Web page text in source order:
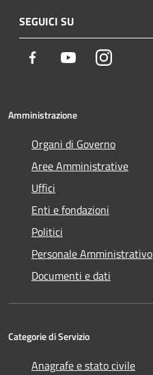
SEGUICI SU
Facebook YoutubeInstagram
Amministrazione
Organi di Governo
Aree Amministrative
Uffici
Enti e fondazioni
Politici
Personale Amministrativo
Documenti e dati
Categorie di Servizio
Anagrafe e stato civile